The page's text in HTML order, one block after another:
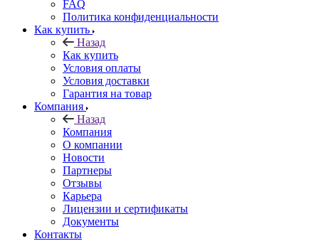
FAQ
Политика конфиденциальности
Как купить
Назад
Как купить
Условия оплаты
Условия доставки
Гарантия на товар
Компания
Назад
Компания
О компании
Новости
Партнеры
Отзывы
Карьера
Лицензии и сертификаты
Документы
Контакты